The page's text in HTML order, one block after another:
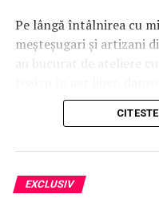
Pe lângă întâlnirea cu
meșteșugari și artizani
au bucurat de ateliere
o intervenție surpriză a
celei de-a patra ediții a
David Ciente, Maria
EXCLUSIV